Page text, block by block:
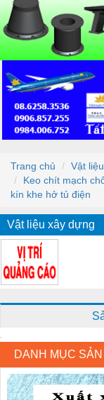
Trang chủ
Vật
Keo chít mạch
kín khe hở tủ điện
Vật liệu xây dựng
DANH MỤC